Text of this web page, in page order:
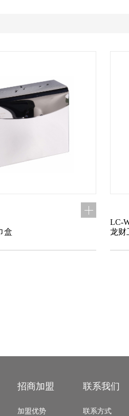
盒
LC-
龙财
招商加盟
加盟优势
联系我们
联系方式